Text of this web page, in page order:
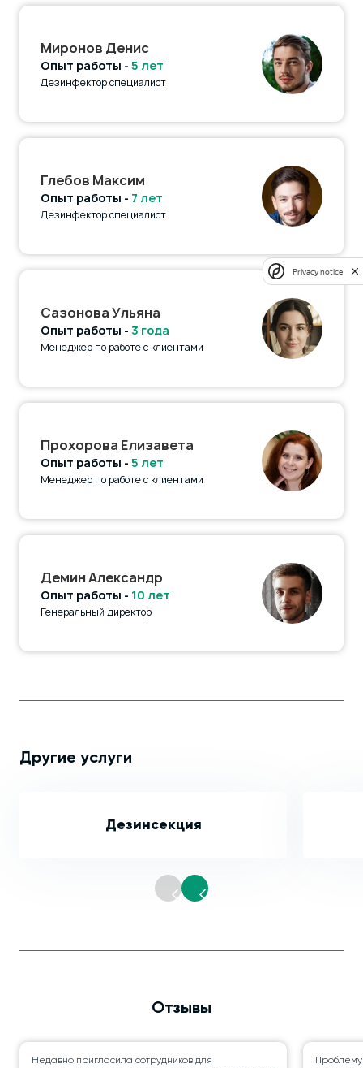
Миронов Денис
Опыт работы - 5 лет
Дезинфектор специалист
Глебов Максим
Опыт работы - 7 лет
Дезинфектор специалист
Сазонова Ульяна
Опыт работы - 3 года
Менеджер по работе с клиентами
Прохорова Елизавета
Опыт работы - 5 лет
Менеджер по работе с клиентами
Демин Александр
Опыт работы - 10 лет
Генеральный директор
Другие услуги
Дезинсекция
Отзывы
Недавно пригласила сотрудников для
Privacy notice